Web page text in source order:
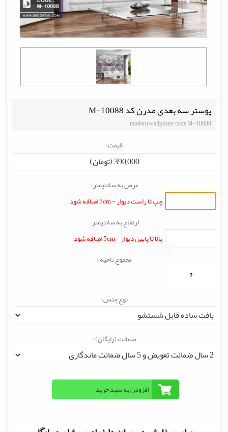
پوستر سه بعدی مدرن کد M-10088
modern wallposter code M-10088
قیمت:
390,000 (تومان)
عرض به سانتیمتر :
چپ تا راست دیوار - 5cm اضافه شود
ارتفاع به سانتیمتر :
بالا تا پایین دیوار - 5cm اضافه شود
مجموع ناحیه :
?
نوع جنس :
ضمانت (رایگان) :